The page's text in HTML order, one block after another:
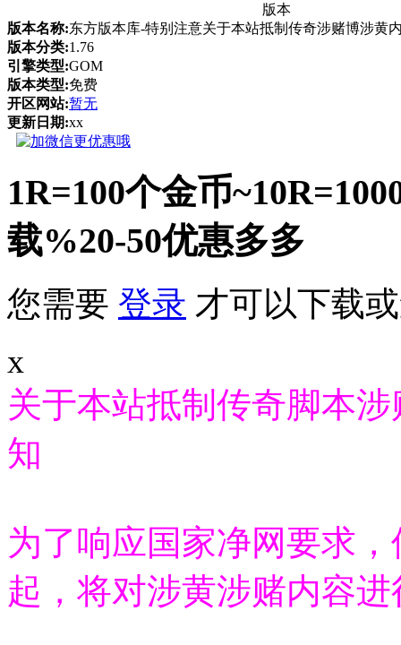
版本
版本名称:东方版本库-特别注意关于本站抵制传奇涉赌博涉黄
版本分类:1.76
引擎类型:GOM
版本类型:免费
开区网站:暂无
更新日期:xx
1R=100个金币
载%20-50优惠多多
您需要 登录 才可以下载
x
关于本站抵制传奇脚本
知
为了响应国家净网要求
起，将对涉黄涉赌内容